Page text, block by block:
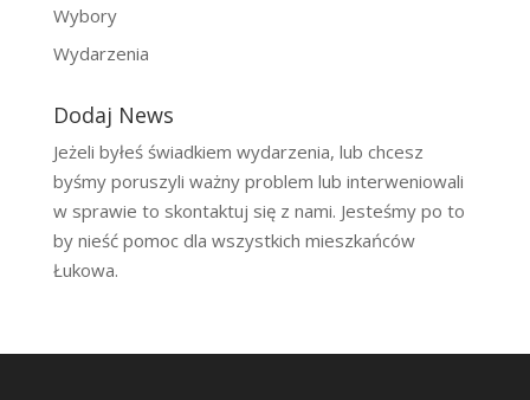
Wybory
Wydarzenia
Dodaj News
Jeżeli byłeś świadkiem wydarzenia, lub chcesz
byśmy poruszyli ważny problem lub interweniowali
w sprawie to skontaktuj się z nami. Jesteśmy po to
by nieść pomoc dla wszystkich mieszkańców
Łukowa.